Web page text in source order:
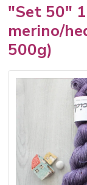
"Set 50"
merino/
500g)